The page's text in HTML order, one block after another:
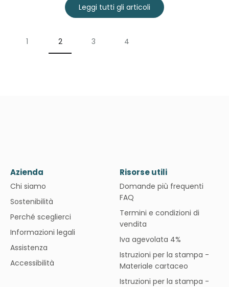
Leggi tutti gli articoli
1 2 3 4
Azienda
Chi siamo
Sostenibilità
Perché sceglierci
Informazioni legali
Assistenza
Accessibilità
Risorse utili
Domande più frequenti
FAQ
Termini e condizioni di
vendita
Iva agevolata 4%
Istruzioni per la stampa -
Materiale cartaceo
Istruzioni per la stampa -